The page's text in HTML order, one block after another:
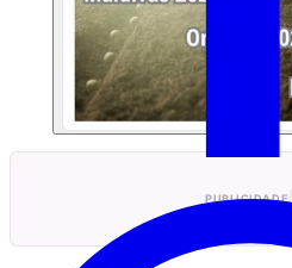
PUBLICIDADE